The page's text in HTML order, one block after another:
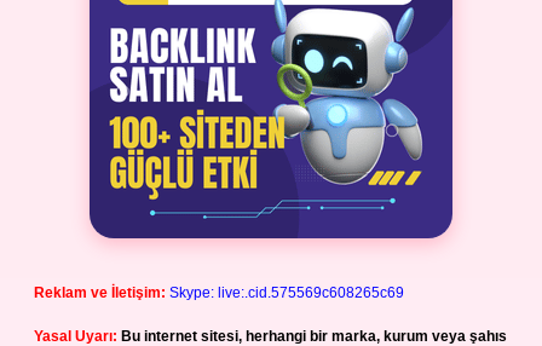
Reklam ve İletişim: Skype: live:.cid.575569c608265c69
Yasal Uyarı: Bu internet sitesi, herhangi bir marka, kurum veya şahıs